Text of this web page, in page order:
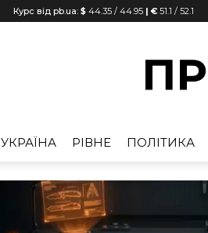
Курс від pb.ua: $ 44.35 / 44.95 | € 51.1 / 52.1
УКРАЇНА РІВНЕ ПОЛІТИКА